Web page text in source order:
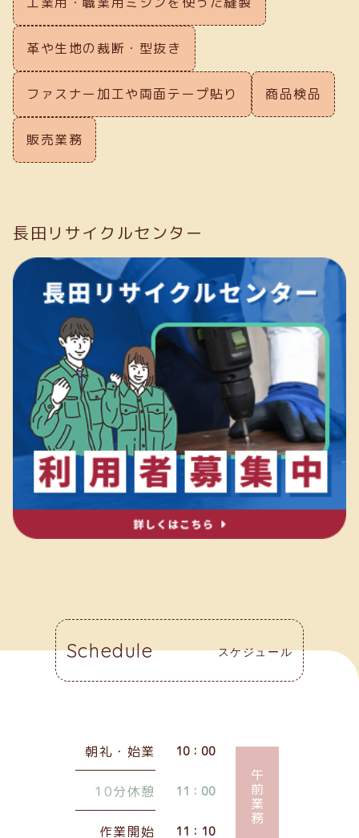
革や生地の裁断・型抜き
ファスナー加工や両面テープ貼り 商品検品
販売業務
長田リサイクルセンター
Schedule スケジュール
朝礼・始業 10：00
10分休憩 11：00
作業開始 11：10
午前業務